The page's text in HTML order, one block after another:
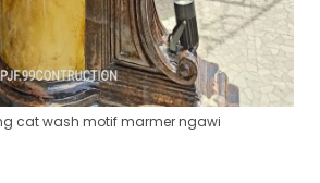
cat wash motif marmer ngawi